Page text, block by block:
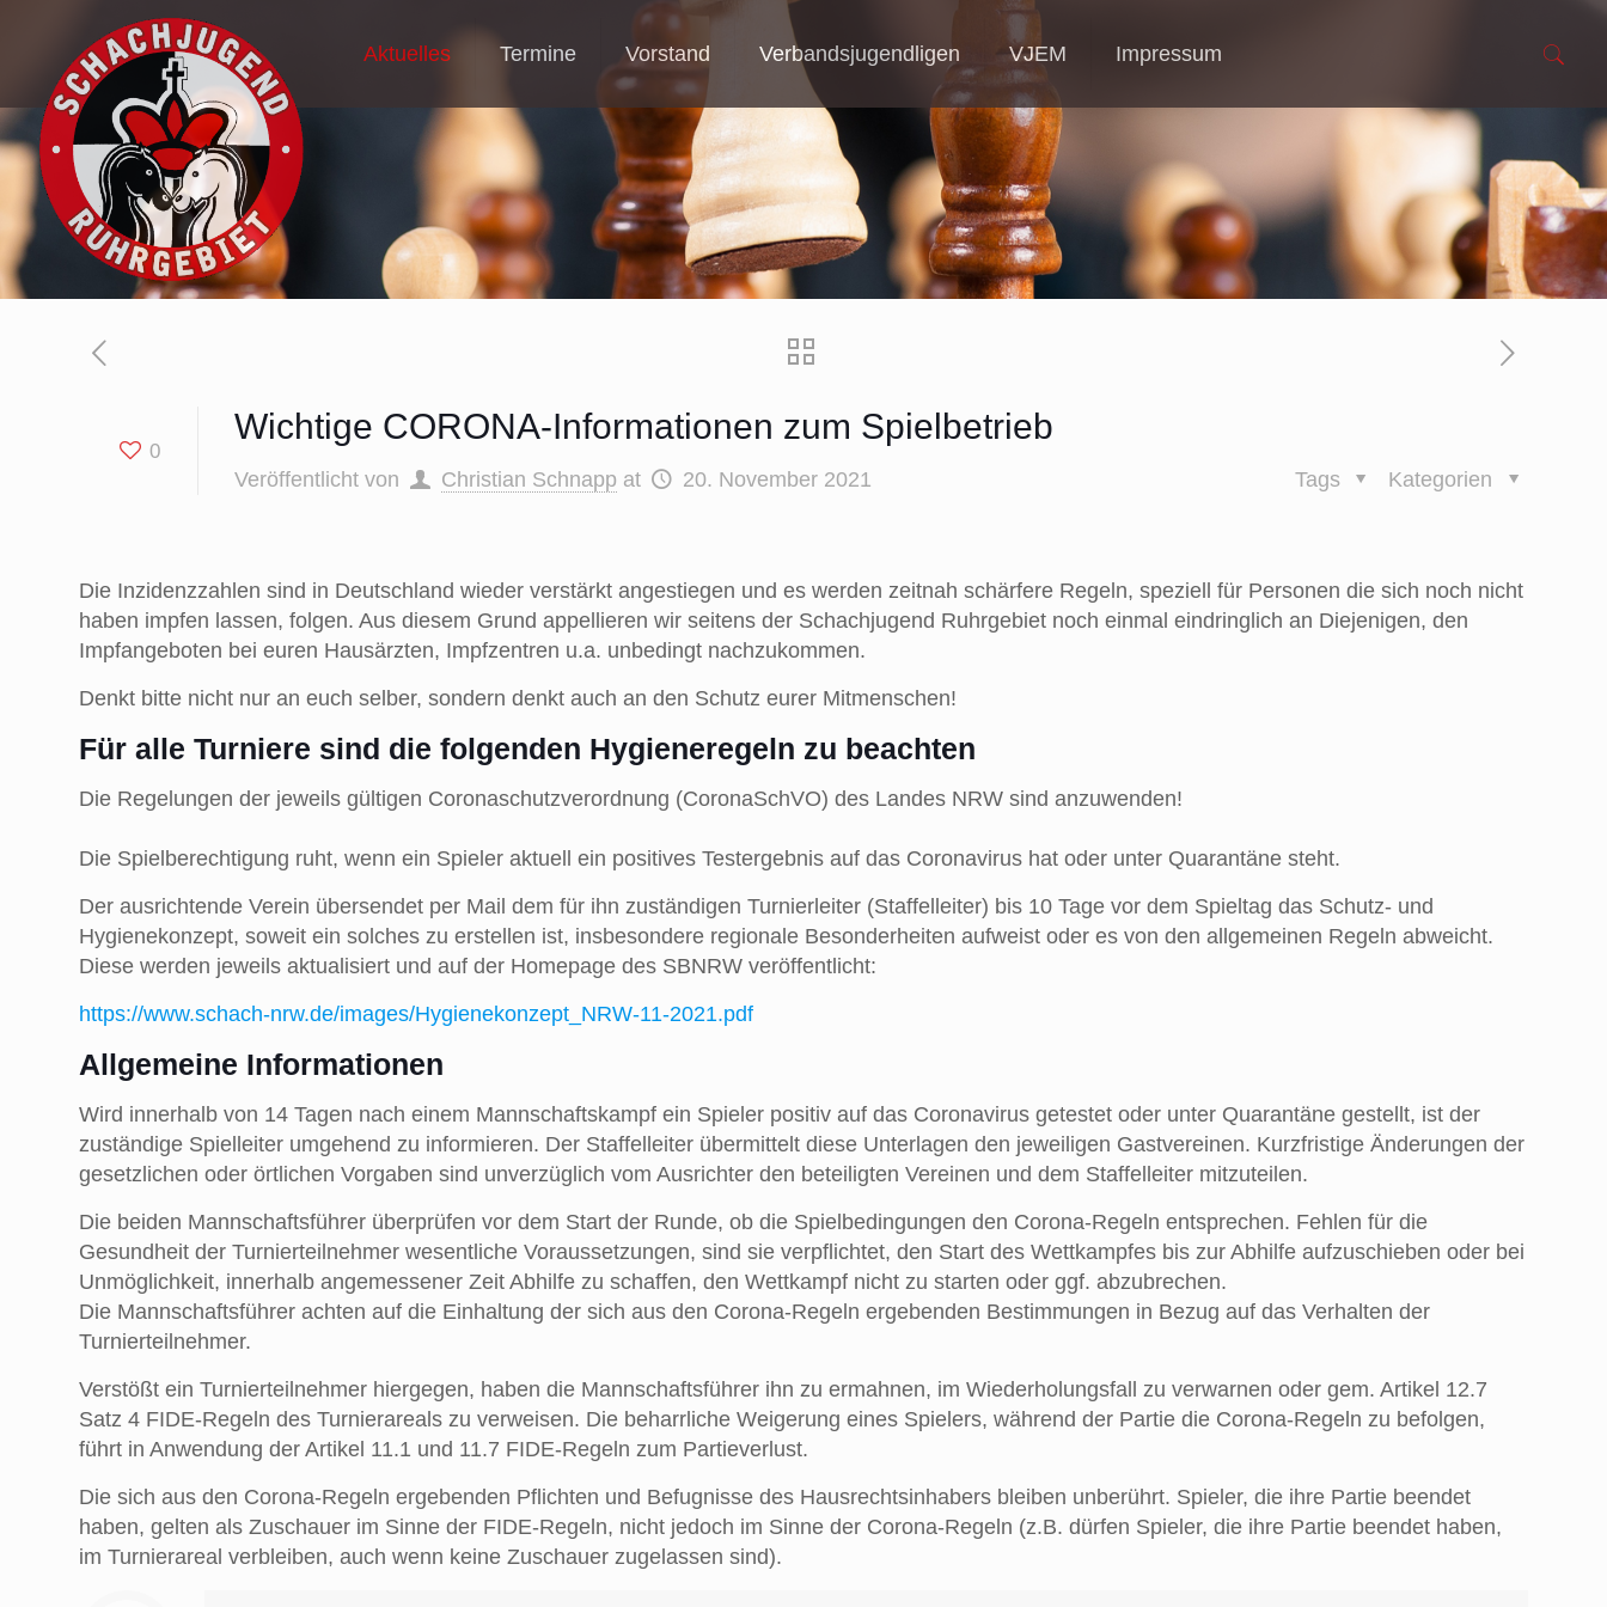
Aktuelles Termine Vorstand Verbandsjugendligen VJEM Impressum
0
Wichtige CORONA-Informationen zum Spielbetrieb
Veröffentlicht von Christian Schnapp at 20. November 2021 Kategorien
Tags
Die Inzidenzzahlen sind in Deutschland wieder verstärkt angestiegen und es werden zeitnah schärfere Regeln, speziell für Personen die sich noch nicht
haben impfen lassen, folgen. Aus diesem Grund appellieren wir seitens der Schachjugend Ruhrgebiet noch einmal eindringlich an Diejenigen, den
Impfangeboten bei euren Hausärzten, Impfzentren u.a. unbedingt nachzukommen.
Denkt bitte nicht nur an euch selber, sondern denkt auch an den Schutz eurer Mitmenschen!
Für alle Turniere sind die folgenden Hygieneregeln zu beachten
Die Regelungen der jeweils gültigen Coronaschutzverordnung (CoronaSchVO) des Landes NRW sind anzuwenden!
Die Spielberechtigung ruht, wenn ein Spieler aktuell ein positives Testergebnis auf das Coronavirus hat oder unter Quarantäne steht.
Der ausrichtende Verein übersendet per Mail dem für ihn zuständigen Turnierleiter (Staffelleiter) bis 10 Tage vor dem Spieltag das Schutz- und
Hygienekonzept, soweit ein solches zu erstellen ist, insbesondere regionale Besonderheiten aufweist oder es von den allgemeinen Regeln abweicht.
Diese werden jeweils aktualisiert und auf der Homepage des SBNRW veröffentlicht:
https://www.schach-nrw.de/images/Hygienekonzept_NRW-11-2021.pdf
Allgemeine Informationen
Wird innerhalb von 14 Tagen nach einem Mannschaftskampf ein Spieler positiv auf das Coronavirus getestet oder unter Quarantäne gestellt, ist der
zuständige Spielleiter umgehend zu informieren. Der Staffelleiter übermittelt diese Unterlagen den jeweiligen Gastvereinen. Kurzfristige Änderungen der
gesetzlichen oder örtlichen Vorgaben sind unverzüglich vom Ausrichter den beteiligten Vereinen und dem Staffelleiter mitzuteilen.
Die beiden Mannschaftsführer überprüfen vor dem Start der Runde, ob die Spielbedingungen den Corona-Regeln entsprechen. Fehlen für die
Gesundheit der Turnierteilnehmer wesentliche Voraussetzungen, sind sie verpflichtet, den Start des Wettkampfes bis zur Abhilfe aufzuschieben oder bei
Unmöglichkeit, innerhalb angemessener Zeit Abhilfe zu schaffen, den Wettkampf nicht zu starten oder ggf. abzubrechen.
Die Mannschaftsführer achten auf die Einhaltung der sich aus den Corona-Regeln ergebenden Bestimmungen in Bezug auf das Verhalten der
Turnierteilnehmer.
Verstößt ein Turnierteilnehmer hiergegen, haben die Mannschaftsführer ihn zu ermahnen, im Wiederholungsfall zu verwarnen oder gem. Artikel 12.7
Satz 4 FIDE-Regeln des Turnierareals zu verweisen. Die beharrliche Weigerung eines Spielers, während der Partie die Corona-Regeln zu befolgen,
führt in Anwendung der Artikel 11.1 und 11.7 FIDE-Regeln zum Partieverlust.
Die sich aus den Corona-Regeln ergebenden Pflichten und Befugnisse des Hausrechtsinhabers bleiben unberührt. Spieler, die ihre Partie beendet
haben, gelten als Zuschauer im Sinne der FIDE-Regeln, nicht jedoch im Sinne der Corona-Regeln (z.B. dürfen Spieler, die ihre Partie beendet haben,
im Turnierareal verbleiben, auch wenn keine Zuschauer zugelassen sind).